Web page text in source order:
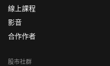
線上課程
影音
合作作者
股市社群